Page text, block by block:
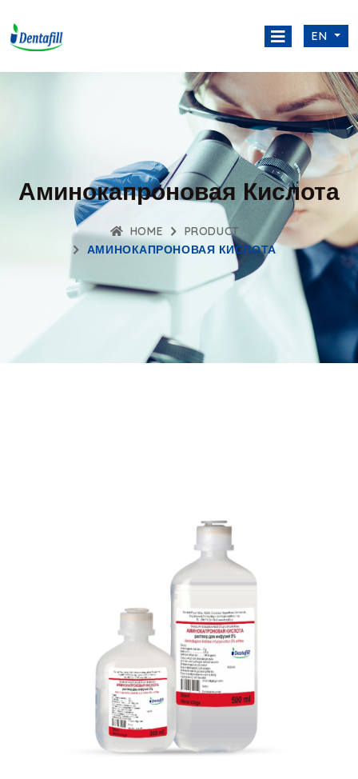
EN
Аминокапроновая Кислота
HOME
PRODUCT
АМИНОКАПРОНОВАЯ КИСЛОТА